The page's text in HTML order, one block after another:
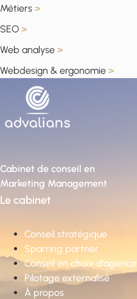
Métiers >
SEO >
Web analyse >
Webdesign & ergonomie >
Cabinet de conseil en
Marketing Management
Le cabinet
Conseil stratégique
Sparring partner
Conseil en choix d’agence
Pilotage externalisé
À propos